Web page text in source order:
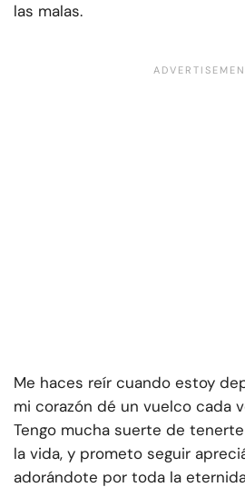
las malas.
Me haces reír cuando estoy
mi corazón dé un vuelco cada
Tengo mucha suerte de
la vida, y prometo seguir
adorándote por toda la